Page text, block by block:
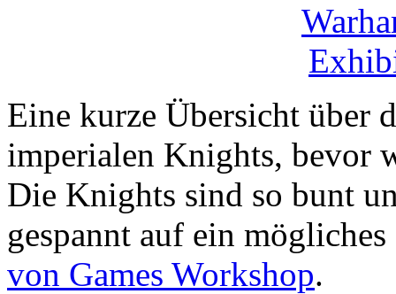
Eine kurze Übersicht über
imperialen Knights, bevor
Die Knights sind so bunt
gespannt auf ein
von Games Workshop.